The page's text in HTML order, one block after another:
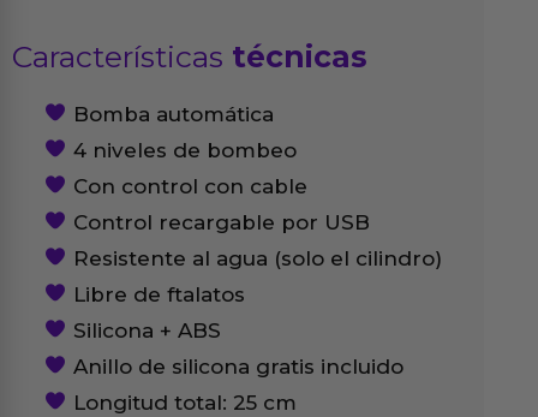
Características técnicas
Bomba automática
4 niveles de bombeo
Con control con cable
Control recargable por USB
Resistente al agua (solo el cilindro)
Libre de ftalatos
Silicona + ABS
Anillo de silicona gratis incluido
Longitud total: 25 cm